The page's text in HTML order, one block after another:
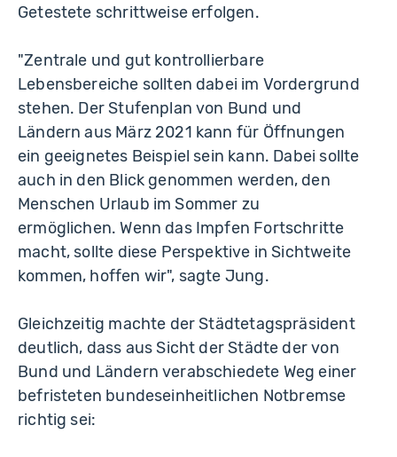
Getestete schrittweise erfolgen.
"Zentrale und gut kontrollierbare
Lebensbereiche sollten dabei im Vordergrund
stehen. Der Stufenplan von Bund und
Ländern aus März 2021 kann für Öffnungen
ein geeignetes Beispiel sein kann. Dabei sollte
auch in den Blick genommen werden, den
Menschen Urlaub im Sommer zu
ermöglichen. Wenn das Impfen Fortschritte
macht, sollte diese Perspektive in Sichtweite
kommen, hoffen wir", sagte Jung.
Gleichzeitig machte der Städtetagspräsident
deutlich, dass aus Sicht der Städte der von
Bund und Ländern verabschiedete Weg einer
befristeten bundeseinheitlichen Notbremse
richtig sei: